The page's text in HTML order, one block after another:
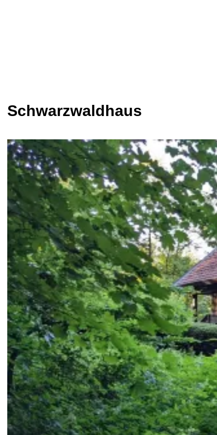
Schwarzwaldhaus